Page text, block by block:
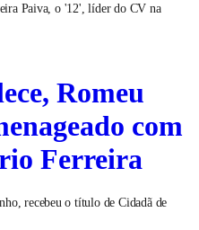
Paiva, o '12', líder do CV na
Romeu
com
Ferreira
recebeu o título de Cidadã de